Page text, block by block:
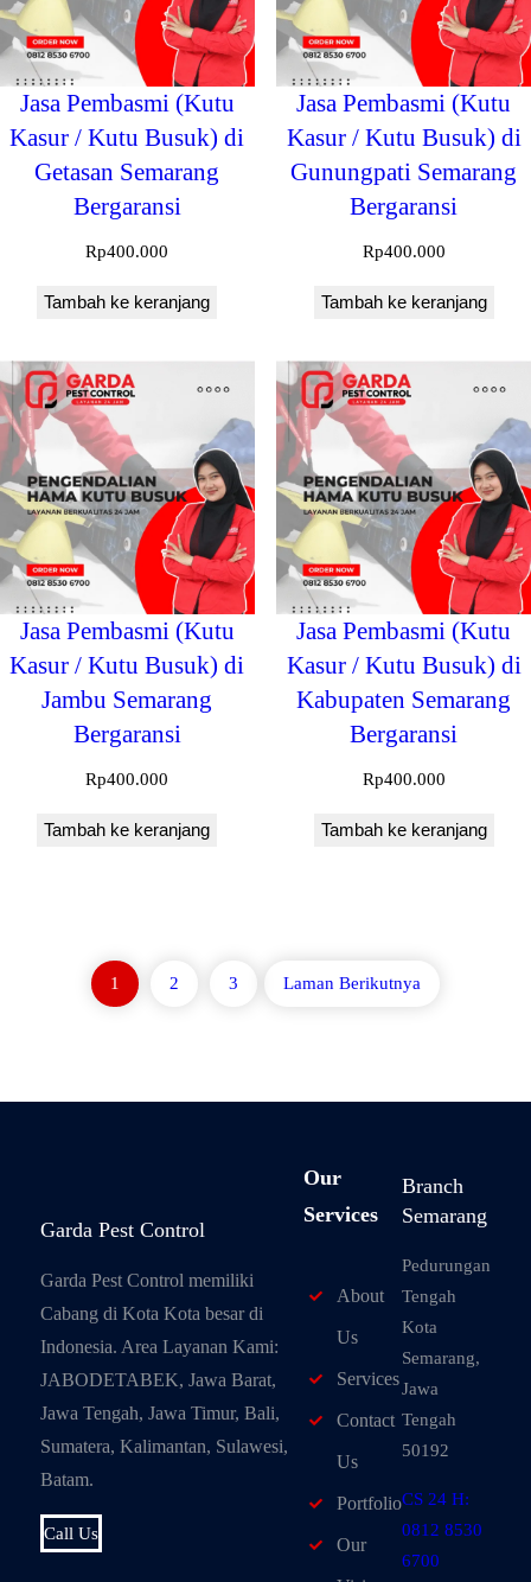
Jasa Pembasmi (Kutu
Kasur / Kutu Busuk) di
Getasan Semarang
Bergaransi
Rp400.000
Tambah ke keranjang
Jasa Pembasmi (Kutu
Kasur / Kutu Busuk) di
Gunungpati Semarang
Bergaransi
Rp400.000
Tambah ke keranjang
Jasa Pembasmi (Kutu
Kasur / Kutu Busuk) di
Jambu Semarang
Bergaransi
Rp400.000
Tambah ke keranjang
Jasa Pembasmi (Kutu
Kasur / Kutu Busuk) di
Kabupaten Semarang
Bergaransi
Rp400.000
Tambah ke keranjang
1 2 3 Laman Berikutnya
Garda Pest Control
Garda Pest Control memiliki
Cabang di Kota Kota besar di
Indonesia. Area Layanan Kami:
JABODETABEK, Jawa Barat,
Jawa Tengah, Jawa Timur, Bali,
Sumatera, Kalimantan, Sulawesi,
Batam.
Call Us
Our
Services
About
Us
Services
Contact
Us
Portfolio
Our
Branch
Semarang
Pedurungan
Tengah
Kota
Semarang,
Jawa
Tengah
50192
CS 24 H:
0812 8530
6700